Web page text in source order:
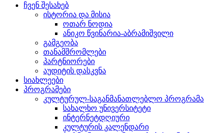
ჩვენ შესახებ
ისტორია და მისია
ოთარ ნოდია
ანიკო წვინარია-აბრამიშვილი
გამგეობა
თანამშრომლები
პარტნიორები
აუდიტის დასკვნა
სიახლეები
პროგრამები
კულტურულ-საგანმანათლებლო პროგრამა
სახალხო უნივერსიტეტი
ინტერნეტდღიური
კულტურის კალენდარი